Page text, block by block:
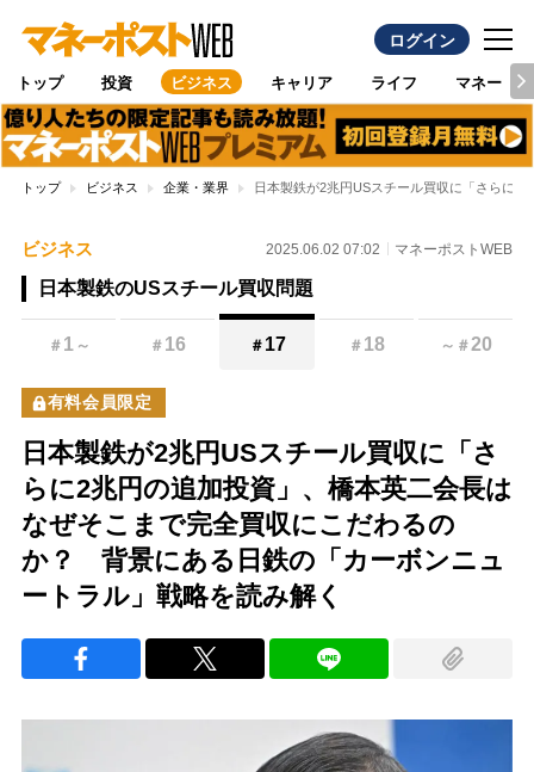
ログイン
トップ 投資 ビジネス キャリア ライフ マネー
トップ ビジネス 企業・業界 日本製鉄が2兆円USスチール買収に「さらに
ビジネス 2025.06.02 07:02 マネーポストWEB
日本製鉄のUSスチール買収問題
＃ 1 ～ ＃ 16 ＃ 17 ＃ 18 ～ ＃20
有料会員限定
日本製鉄が2兆円USスチール買収に「さ
らに2兆円の追加投資」、橋本英二会長は
なぜそこまで完全買収にこだわるの
か？ 背景にある日鉄の「カーボンニュ
ートラル」戦略を読み解く